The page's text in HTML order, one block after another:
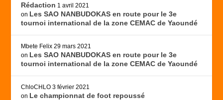
Rédaction 1 avril 2021
on Les SAO NANBUDOKAS en route pour le 3e
tournoi international de la zone CEMAC de Yaoundé
Mbete Felix 29 mars 2021
on Les SAO NANBUDOKAS en route pour le 3e
tournoi international de la zone CEMAC de Yaoundé
ChloCHLO 3 février 2021
on Le championnat de foot repoussé